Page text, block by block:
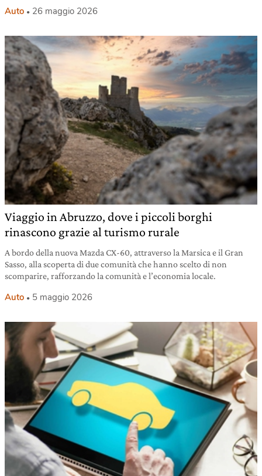
Auto 26 maggio 2026
Viaggio in Abruzzo, dove i piccoli borghi
rinascono grazie al turismo rurale
A bordo della nuova Mazda CX-60, attraverso la Marsica e il Gran
Sasso, alla scoperta di due comunità che hanno scelto di non
scomparire, rafforzando la comunità e l’economia locale.
Auto 5 maggio 2026